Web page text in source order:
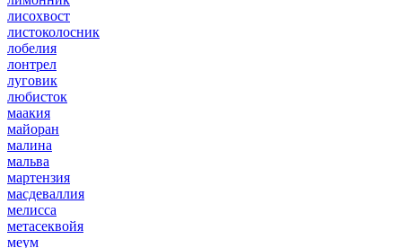
лисохвост
листоколосник
лобелия
лонтрел
луговик
любисток
маакия
майоран
малина
мальва
мартензия
масдеваллия
мелисса
метасеквойя
меум